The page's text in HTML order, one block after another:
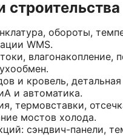
строительства
обороты,
WMS.
и кровель,
и автоматика.
термовставки,
мостов холода.
сэндвич-панели,